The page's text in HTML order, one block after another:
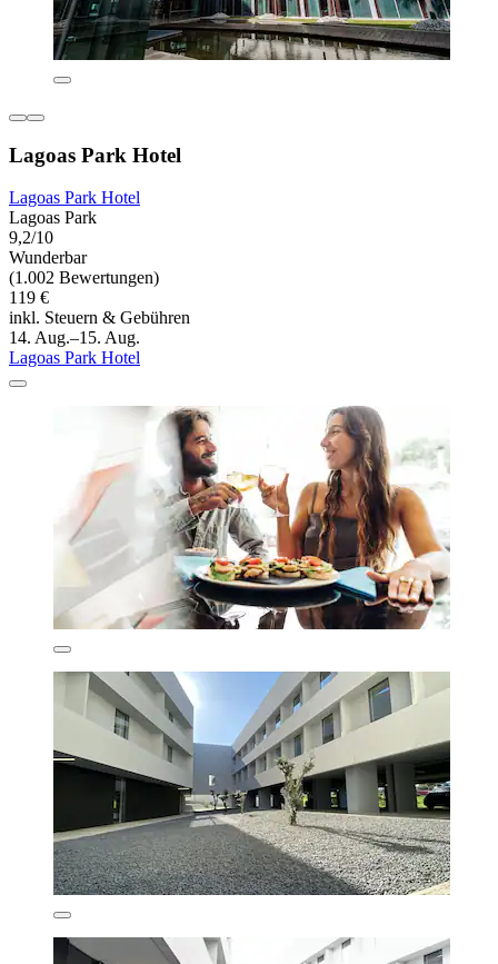
Lagoas Park Hotel
Lagoas Park Hotel
Lagoas Park
9,2/10
Wunderbar
(1.002 Bewertungen)
119 €
inkl. Steuern & Gebühren
14. Aug.–15. Aug.
Lagoas Park Hotel